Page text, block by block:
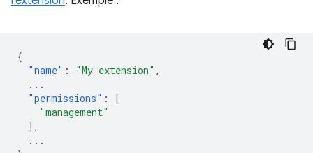
{
"name" : "My extension" ,
...
"permissions" :
[
"management"
],
...